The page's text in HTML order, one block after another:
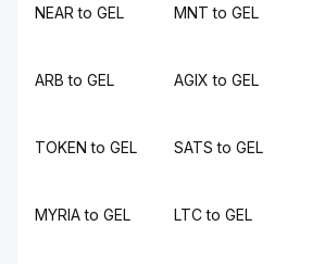
NEAR to GEL MNT to GEL
ARB to GEL AGIX to GEL
TOKEN to GEL SATS to GEL
MYRIA to GEL LTC to GEL